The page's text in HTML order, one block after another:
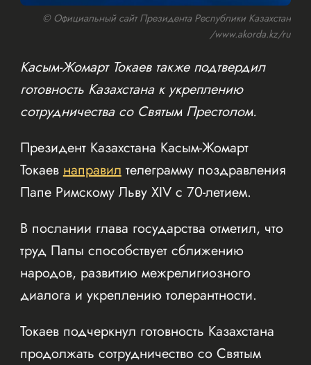
© Официальный сайт Президента Республики Казахстан
/www.akorda.kz/ru
Касым-Жомарт Токаев также подтвердил
готовность Казахстана к укреплению
сотрудничества со Святым Престолом.
Президент Казахстана Касым-Жомарт
Токаевнаправилтелеграмму поздравления
Папе Римскому Льву XIV с 70-летием.
В послании глава государства отметил, что
труд Папы способствует сближению
народов, развитию межрелигиозного
диалога и укреплению толерантности.
Токаев подчеркнул готовность Казахстана
продолжать сотрудничество со Святым